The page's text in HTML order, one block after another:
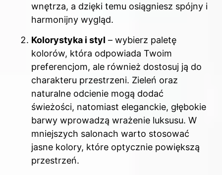
wnętrza, a dzięki temu osiągniesz spójny i
harmonijny wygląd.
Kolorystyka i styl – wybierz paletę
kolorów, która odpowiada Twoim
preferencjom, ale również dostosuj ją do
charakteru przestrzeni. Zieleń oraz
naturalne odcienie mogą dodać
świeżości, natomiast eleganckie, głębokie
barwy wprowadzą wrażenie luksusu. W
mniejszych salonach warto stosować
jasne kolory, które optycznie powiększą
przestrzeń.